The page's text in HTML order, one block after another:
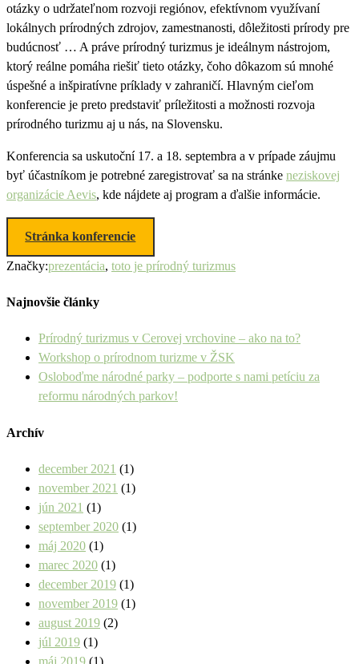
otázky o udržateľnom rozvoji regiónov, efektívnom využívaní
lokálnych prírodných zdrojov, zamestnanosti, dôležitosti prírody pre
budúcnosť … A práve prírodný turizmus je ideálnym nástrojom,
ktorý reálne pomáha riešiť tieto otázky, čoho dôkazom sú mnohé
úspešné a inšpiratívne príklady v zahraničí. Hlavným cieľom
konferencie je preto predstaviť príležitosti a možnosti rozvoja
prírodného turizmu aj u nás, na Slovensku.
Konferencia sa uskutoční 17. a 18. septembra a v prípade záujmu
byť účastníkom je potrebné zaregistrovať sa na stránke neziskovej
organizácie Aevis, kde nájdete aj program a ďalšie informácie.
Stránka konferencie
Značky:prezentácia, toto je prírodný turizmus
Najnovšie články
Prírodný turizmus v Cerovej vrchovine – ako na to?
Workshop o prírodnom turizme v ŽSK
Osloboďme národné parky – podporte s nami petíciu za
reformu národných parkov!
Archív
december 2021 (1)
november 2021 (1)
jún 2021 (1)
september 2020 (1)
máj 2020 (1)
marec 2020 (1)
december 2019 (1)
november 2019 (1)
august 2019 (2)
júl 2019 (1)
máj 2019 (1)